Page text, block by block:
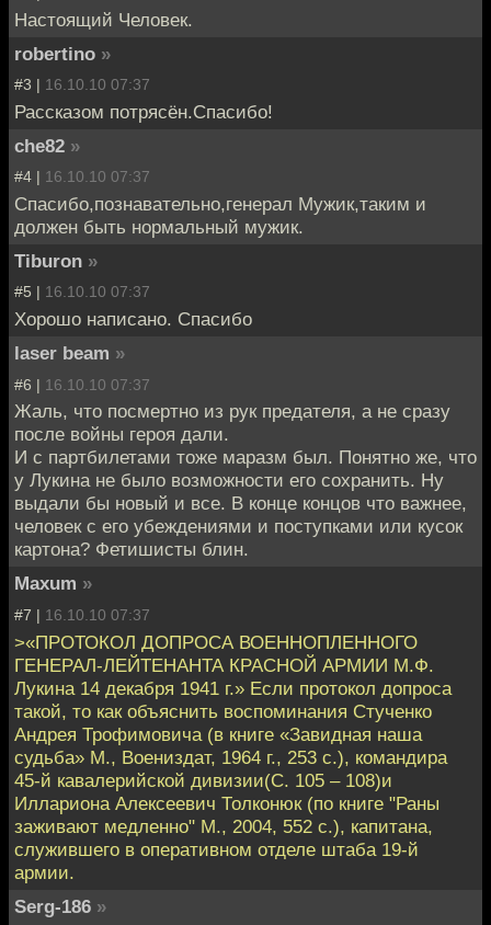
Настоящий Человек.
robertino »
#3 | 16.10.10 07:37
Рассказом потрясён.Спасибо!
che82 »
#4 | 16.10.10 07:37
Спасибо,познавательно,генерал Мужик,таким и
должен быть нормальный мужик.
Tiburon »
#5 | 16.10.10 07:37
Хорошо написано. Спасибо
laser beam »
#6 | 16.10.10 07:37
Жаль, что посмертно из рук предателя, а не сразу
после войны героя дали.
И с партбилетами тоже маразм был. Понятно же, что
у Лукина не было возможности его сохранить. Ну
выдали бы новый и все. В конце концов что важнее,
человек с его убеждениями и поступками или кусок
картона? Фетишисты блин.
Maxum »
#7 | 16.10.10 07:37
>«ПРОТОКОЛ ДОПРОСА ВОЕННОПЛЕННОГО
ГЕНЕРАЛ-ЛЕЙТЕНАНТА КРАСНОЙ АРМИИ М.Ф.
Лукина 14 декабря 1941 г.» Если протокол допроса
такой, то как объяснить воспоминания Стученко
Андрея Трофимовича (в книге «Завидная наша
судьба» М., Воениздат, 1964 г., 253 с.), командира
45-й кавалерийской дивизии(С. 105 – 108)и
Иллариона Алексеевич Толконюк (по книге "Раны
заживают медленно" М., 2004, 552 с.), капитана,
служившего в оперативном отделе штаба 19-й
армии.
Serg-186 »